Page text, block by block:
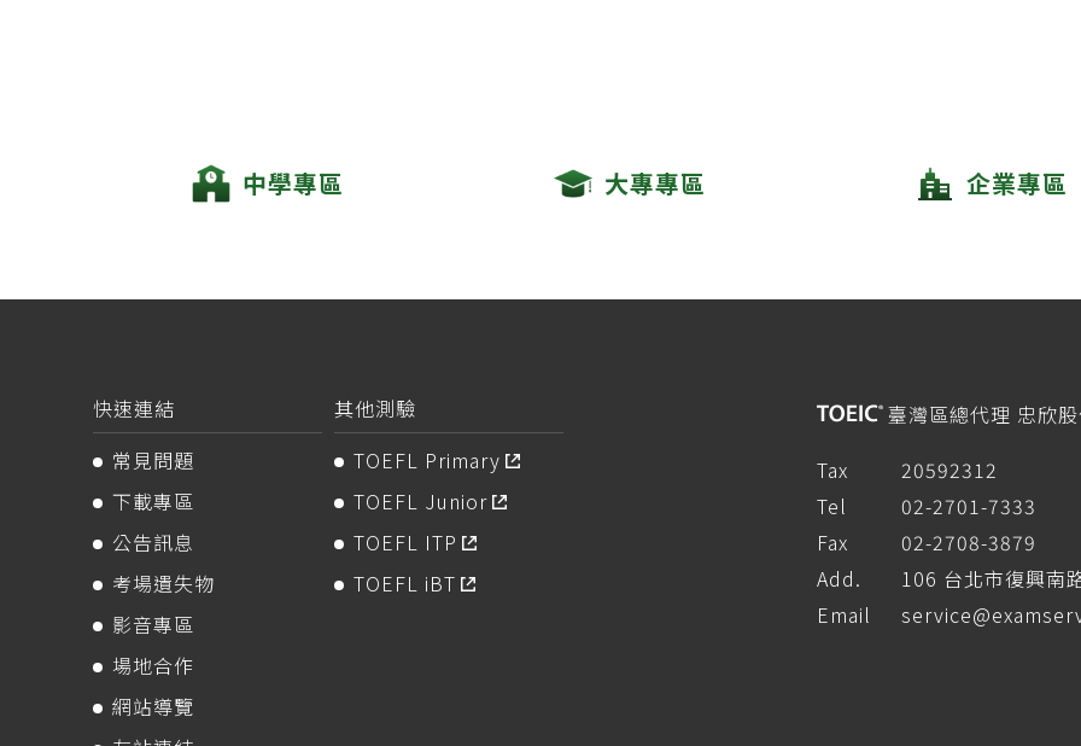
中學專區 大專專區 企業專區
快速連結
常見問題
下載專區
公告訊息
考場遺失物
影音專區
場地合作
網站導覽
其他測驗
TOEFL Primary
TOEFL Junior
TOEFL ITP
TOEFL iBT
臺灣區總代理 忠欣
Tax
20592312
Tel
02-2701-7333
Fax
02-2708-3879
Add.
106 台北市復興南
Email